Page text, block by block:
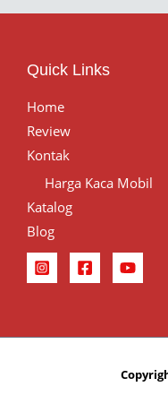
Quick Links
Home
Review
Kontak
Harga Kaca Mobil
Katalog
Blog